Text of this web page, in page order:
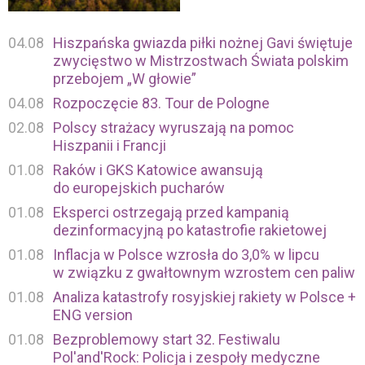
ARG — AUS (2:1)— 90+1' siedem minut zdecydował
się doliczyć Szymon Marciniak.
03.12 21:48
ARG — AUS (2:1) — 89' NIEMOŻLIWE! Świetna akcja
Leo Messiego, który ściągnął uwagę wszystkich
obrońców, a następnie wystawił piłkę do Lautaro
Martineza. Napastnik Interu potwierdził jednak fatalną
dyspozycję, uderzając beznadziejnie w sytuacji sam na
03.12 21:46
ARG — AUS (2:1)— 88' miał swoją szansę Lautaro
Martinez, ale kompletnie nie trafił w piłkę.
03.12 21:43
04.08
Hiszpańska gwiazda piłki nożnej Gavi świętuje
zwycięstwo w Mistrzostwach Świata polskim
przebojem „W głowie”
04.08
Rozpoczęcie 83. Tour de Pologne
02.08
Polscy strażacy wyruszają na pomoc
Hiszpanii i Francji
01.08
Raków i GKS Katowice awansują
do europejskich pucharów
01.08
Eksperci ostrzegają przed kampanią
dezinformacyjną po katastrofie rakietowej
01.08
Inflacja w Polsce wzrosła do 3,0% w lipcu
w związku z gwałtownym wzrostem cen paliw
01.08 Analiza katastrofy rosyjskiej rakiety w Polsce +
ENG version
01.08
Bezproblemowy start 32. Festiwalu
Pol'and'Rock: Policja i zespoły medyczne